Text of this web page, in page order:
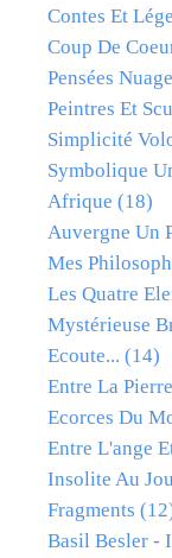
Contes Et
Coup De
Pensées
Peintres Et
Simplicité
Symbolique
Afrique (18)
Auvergne Un
Mes
Les Quatre
Mystérieuse
Ecoute... (14)
Entre La
Ecorces Du
Entre L'ange
Insolite Au
Fragments
Basil Besler -